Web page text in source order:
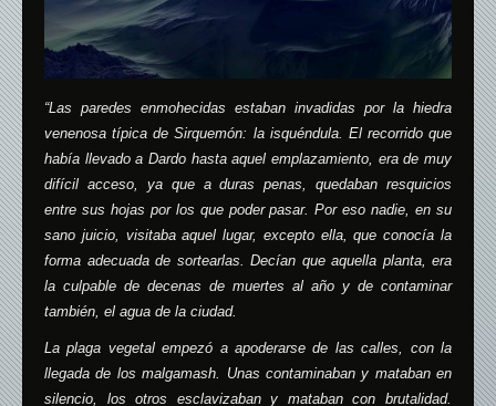
“Las paredes enmohecidas estaban invadidas por la hiedra
venenosa típica de Sirquemón: la isquéndula. El recorrido que
había llevado a Dardo hasta aquel emplazamiento, era de muy
difícil acceso, ya que a duras penas, quedaban resquicios
entre sus hojas por los que poder pasar. Por eso nadie, en su
sano juicio, visitaba aquel lugar, excepto ella, que conocía la
forma adecuada de sortearlas. Decían que aquella planta, era
la culpable de decenas de muertes al año y de contaminar
también, el agua de la ciudad.
La plaga vegetal empezó a apoderarse de las calles, con la
llegada de los malgamash. Unas contaminaban y mataban en
silencio, los otros esclavizaban y mataban con brutalidad.